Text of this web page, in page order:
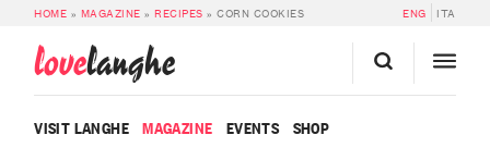
HOME » MAGAZINE »RECIPES »CORN COOKIES ENG ITA
lovelanghe
VISIT LANGHE MAGAZINE EVENTS SHOP